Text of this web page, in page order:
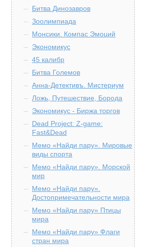
Битва Динозавров
Зоолимпиада
Монсики. Компас Эмоций
Экономикус
45 калибр
Битва Големов
Анна-Детективъ. Мистериум
Ложь, Путешествие, Борода
Экономикус - Биржа торгов
Dead Project: Z-game:
Fast&Dead
Мемо «Найди пару». Мировые
виды спорта
Мемо «Найди пару». Морской
мир
Мемо «Найди пару».
Достопримечательности мира
Мемо «Найди пару» Птицы
мира
Мемо «Найди пару» Флаги
стран мира